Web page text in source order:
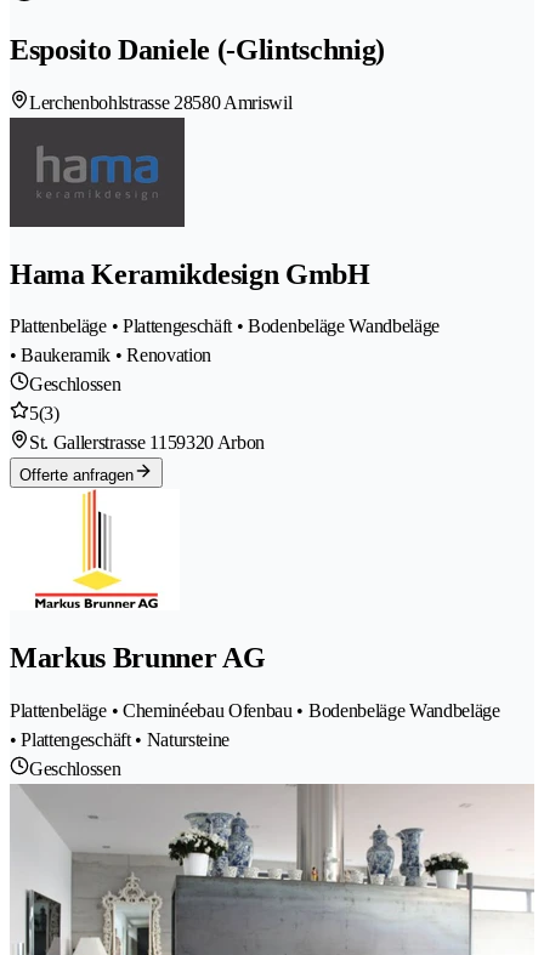
Esposito Daniele (-Glintschnig)
Lerchenbohlstrasse 28580 Amriswil
Hama Keramikdesign GmbH
Plattenbeläge • Plattengeschäft • Bodenbeläge Wandbeläge
• Baukeramik • Renovation
Geschlossen
5(3)
St. Gallerstrasse 1159320 Arbon
Offerte anfragen
Markus Brunner AG
Plattenbeläge • Cheminéebau Ofenbau • Bodenbeläge Wandbeläge
• Plattengeschäft • Natursteine
Geschlossen